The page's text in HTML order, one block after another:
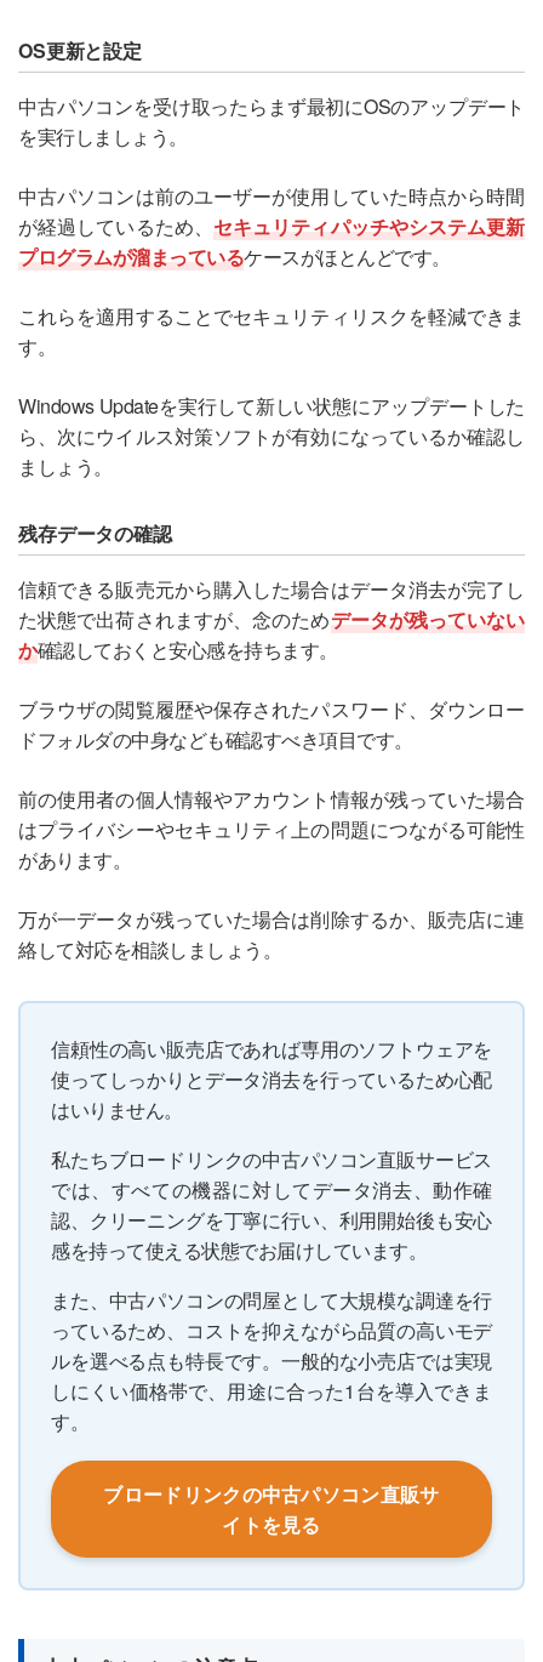
OS更新と設定
中古パソコンを受け取ったらまず最初にOSのアップデート
を実行しましょう。
中古パソコンは前のユーザーが使用していた時点から時間
が経過しているため、 セキュリティパッチやシステム更新
プログラムが溜まっているケースがほとんどです。
これらを適用することでセキュリティリスクを軽減できま
す。
Windows Updateを実行して新しい状態にアップデートした
ら、次にウイルス対策ソフトが有効になっているか確認し
ましょう。
残存データの確認
信頼できる販売元から購入した場合はデータ消去が完了し
た状態で出荷されますが、念のためデータが残っていない
か確認しておくと安心感を持ちます。
ブラウザの閲覧履歴や保存されたパスワード、ダウンロー
ドフォルダの中身なども確認すべき項目です。
前の使用者の個人情報やアカウント情報が残っていた場合
はプライバシーやセキュリティ上の問題につながる可能性
があります。
万が一データが残っていた場合は削除するか、販売店に連
絡して対応を相談しましょう。
信頼性の高い販売店であれば専用のソフトウェアを
使ってしっかりとデータ消去を行っているため心配
はいりません。
私たちブロードリンクの中古パソコン直販サービス
では、すべての機器に対してデータ消去、動作確
認、クリーニングを丁寧に行い、利用開始後も安心
感を持って使える状態でお届けしています。
また、中古パソコンの問屋として大規模な調達を行
っているため、コストを抑えながら品質の高いモデ
ルを選べる点も特長です。一般的な小売店では実現
しにくい価格帯で、用途に合った1台を導入できま
す。
ブロードリンクの中古パソコン直販サ
イトを見る